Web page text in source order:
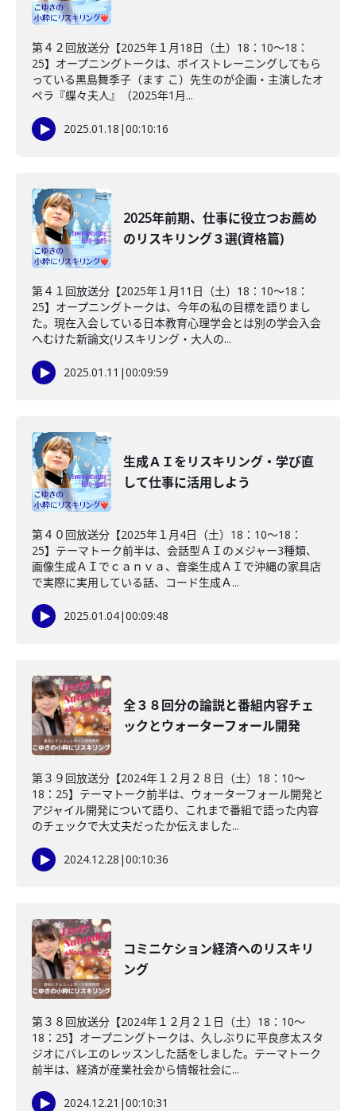
第４２回放送分【2025年１月18日（土）18：10～18：
25】オープニングトークは、ボイストレーニングしてもら
っている黒島舞季子（ます こ）先生のが企画・主演したオ
ペラ『蝶々夫人』（2025年1月...
2025.01.18 |00:10:16
2025年前期、仕事に役立つお薦め
のリスキリング３選(資格篇)
第４１回放送分【2025年１月11日（土）18：10～18：
25】オープニングトークは、今年の私の目標を語りまし
た。現在入会している日本教育心理学会とは別の学会入会
へむけた新論文(リスキリング・大人の...
2025.01.11 |00:09:59
生成ＡＩをリスキリング・学び直
して仕事に活用しよう
第４０回放送分【2025年１月4日（土）18：10～18：
25】テーマトーク前半は、会話型ＡＩのメジャー3種類、
画像生成ＡＩでｃａｎｖａ、音楽生成ＡＩで沖縄の家具店
で実際に実用している話、コード生成Ａ...
2025.01.04|00:09:48
全３８回分の論説と番組内容チェ
ックとウォーターフォール開発
第３９回放送分【2024年１２月２８日（土）18：10～
18：25】テーマトーク前半は、ウォーターフォール開発と
アジャイル開発について語り、これまで番組で語った内容
のチェックで大丈夫だったか伝えました...
2024.12.28 |00:10:36
コミニケション経済へのリスキリ
ング
第３８回放送分【2024年１２月２１日（土）18：10～
18：25】オープニングトークは、久しぶりに平良彦太スタ
ジオにバレエのレッスンした話をしました。テーマトーク
前半は、経済が産業社会から情報社会に...
2024.12.21 |00:10:31